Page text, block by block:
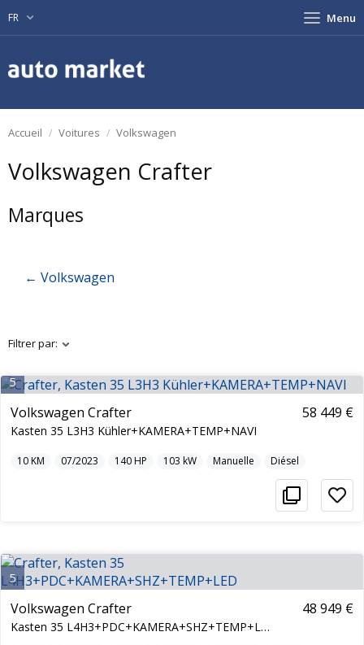
FR Menu
Accueil Voitures Volkswagen
Volkswagen Crafter
Marques
← Volkswagen
Filtrer par:
5
Volkswagen Crafter
Kasten 35 L3H3 Kühler+KAMERA+TEMP+NAVI
58 449 €
10KM 07/2023 140HP 103 kW Manuelle Diésel
5
Volkswagen Crafter
Kasten 35 L4H3+PDC+KAMERA+SHZ+TEMP+LED
48 949 €